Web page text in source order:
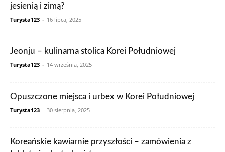
jesienią i zimą?
Turysta123 - 16 lipca, 2025
Jeonju – kulinarna stolica Korei Południowej
Turysta123 - 14 września, 2025
Opuszczone miejsca i urbex w Korei Południowej
Turysta123 - 30 sierpnia, 2025
Koreańskie kawiarnie przyszłości – zamówienia z